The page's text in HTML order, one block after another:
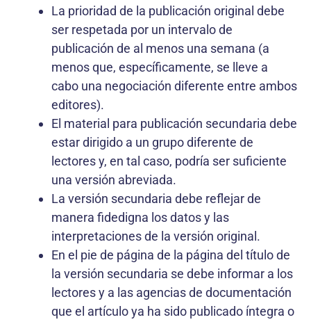
La prioridad de la publicación original debe
ser respetada por un intervalo de
publicación de al menos una semana (a
menos que, específicamente, se lleve a
cabo una negociación diferente entre ambos
editores).
El material para publicación secundaria debe
estar dirigido a un grupo diferente de
lectores y, en tal caso, podría ser suficiente
una versión abreviada.
La versión secundaria debe reflejar de
manera fidedigna los datos y las
interpretaciones de la versión original.
En el pie de página de la página del título de
la versión secundaria se debe informar a los
lectores y a las agencias de documentación
que el artículo ya ha sido publicado íntegra o